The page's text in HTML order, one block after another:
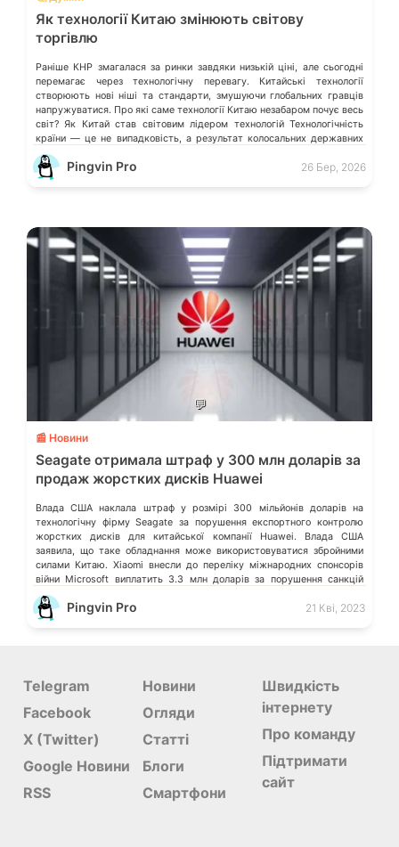
Як технології Китаю змінюють світову
торгівлю
Раніше КНР змагалася за ринки завдяки низькій ціні, але сьогодні
перемагає через технологічну перевагу. Китайські технології
створюють нові ніші та стандарти, змушуючи глобальних гравців
напружуватися. Про які саме технології Китаю незабаром почує весь
світ? Як Китай став світовим лідером технологій Технологічність
країни — це не випадковість, а результат колосальних державних
інвестицій, жорсткого протекціонізму та здатності […]
Pingvin Pro 26 Бер, 2026
💬
📰 Новини
Seagate отримала штраф у 300 млн доларів за
продаж жорстких дисків Huawei
Влада США наклала штраф у розмірі 300 мільйонів доларів на
технологічну фірму Seagate за порушення експортного контролю
жорстких дисків для китайської компанії Huawei. Влада США
заявила, що таке обладнання може використовуватися збройними
силами Китаю. Xiaomi внесли до переліку міжнародних спонсорів
війни Microsoft виплатить 3.3 млн доларів за порушення санкцій
щодо росії США заборонила американським компаніям […]
Pingvin Pro 21 Кві, 2023
Telegram
Facebook
X (Twitter)
Google Новини
RSS
Новини
Огляди
Статті
Блоги
Смартфони
Швидкість
інтернету
Про команду
Підтримати
сайт